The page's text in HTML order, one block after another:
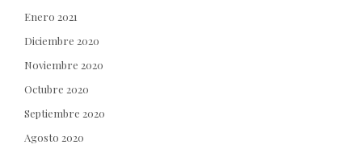
Enero 2021
Diciembre 2020
Noviembre 2020
Octubre 2020
Septiembre 2020
Agosto 2020